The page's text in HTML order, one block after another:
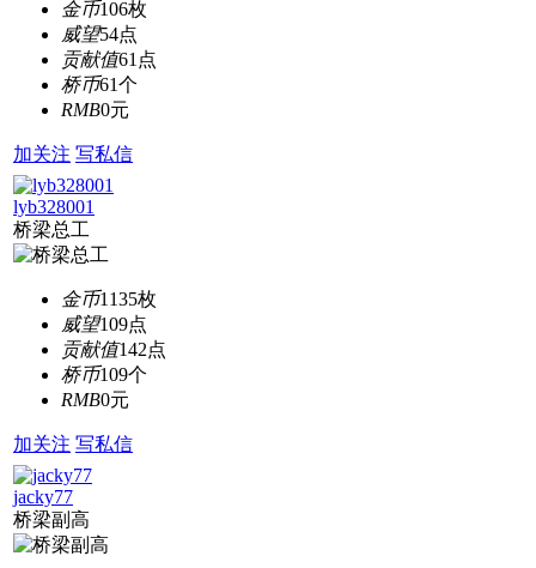
金币106枚
威望54点
贡献值61点
桥币61个
RMB0元
加关注 写私信
lyb328001
桥梁总工
金币1135枚
威望109点
贡献值142点
桥币109个
RMB0元
加关注 写私信
jacky77
桥梁副高